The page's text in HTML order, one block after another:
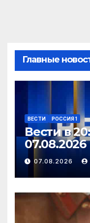
Главные
ВЕСТИ РОССИЯ 1
Вести в
07.08.2026
07.08.2026